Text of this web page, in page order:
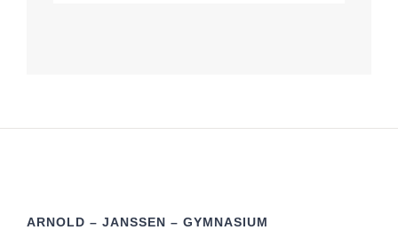
ARNOLD – JANSSEN – GYMNASIUM